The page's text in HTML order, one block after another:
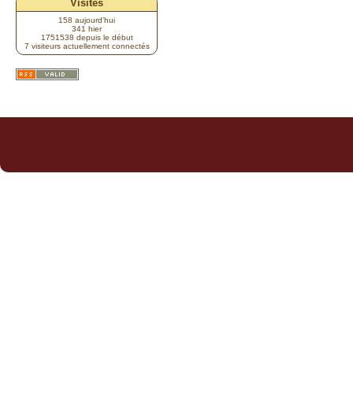
Visites
158 aujourd’hui
341 hier
1751538 depuis le début
7 visiteurs actuellement connectés